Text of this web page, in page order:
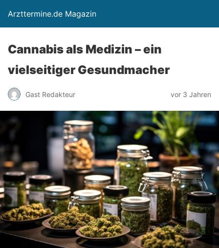
Arzttermine.de Magazin
Cannabis als Medizin – ein
vielseitiger Gesundmacher
Gast Redakteur vor 3 Jahren